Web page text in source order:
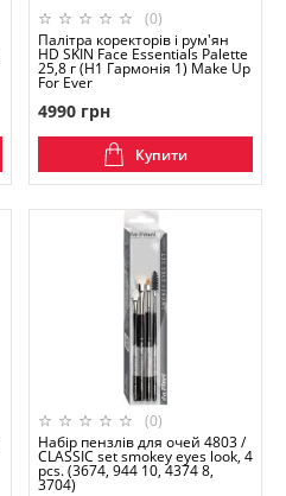
(0)
Палітра коректорів і рум'ян
HD SKIN Face Essentials Palette
25,8 г (H1 Гармонія 1) Make Up
For Ever
4990 грн
Купити
(0)
Набір пензлів для очей 4803 /
CLASSIC set smokey eyes look, 4
pcs. (3674, 944 10, 4374 8,
3704)